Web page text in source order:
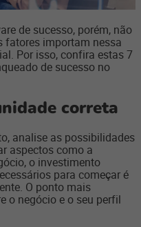
de sucesso, porém, não
fatores importam nessa
Por isso, confira estas 7
de sucesso no
correta
analise as possibilidades
aspectos como a
o investimento
para começar é
O ponto mais
o negócio e o seu perfil